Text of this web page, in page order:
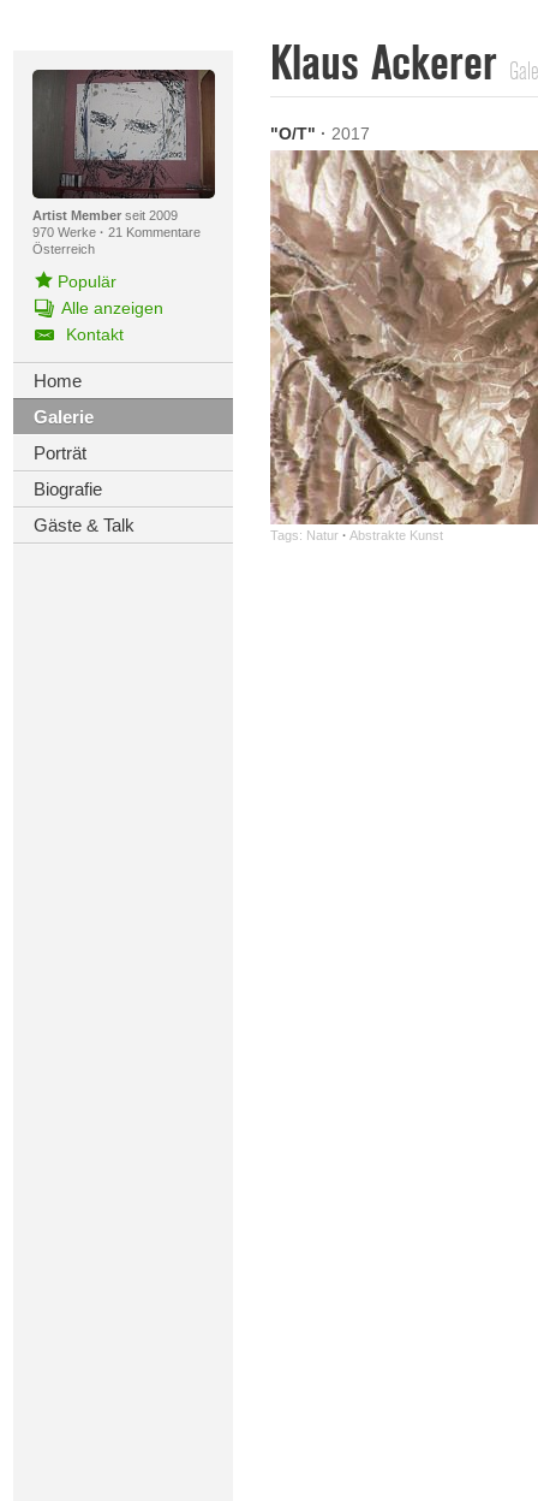
Artist Memberseit 2009
970 Werke · 21 Kommentare
Österreich
Populär
Alle anzeigen
Kontakt
Home
Galerie
Porträt
Biografie
Gäste & Talk
Klaus Ackerer
"O/T" · 2017
Tags: Natur · Abstrakte Kunst